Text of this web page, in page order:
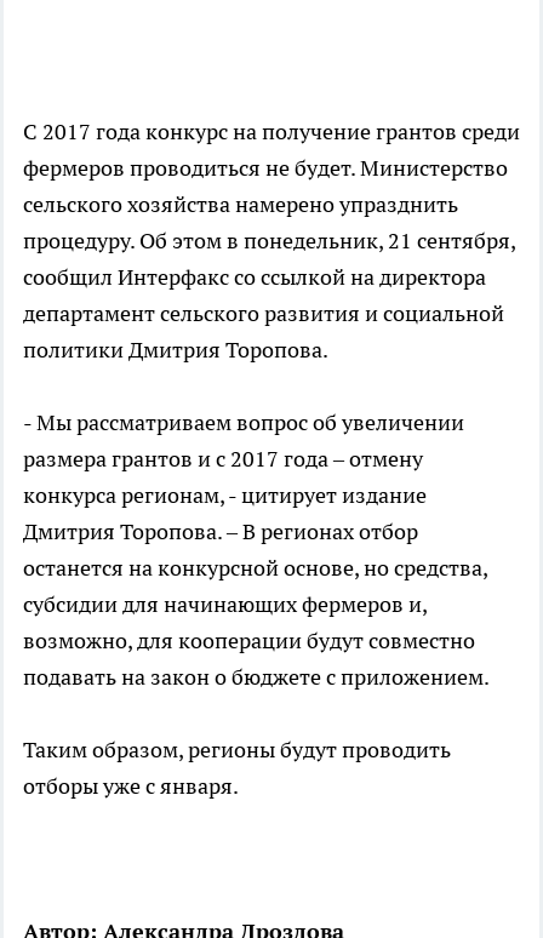
С 2017 года конкурс на получение грантов среди
фермеров проводиться не будет. Министерство
сельского хозяйства намерено упразднить
процедуру. Об этом в понедельник, 21 сентября,
сообщил Интерфакс со ссылкой на директора
департамент сельского развития и социальной
политики Дмитрия Торопова.
- Мы рассматриваем вопрос об увеличении
размера грантов и с 2017 года – отмену
конкурса регионам, - цитирует издание
Дмитрия Торопова. – В регионах отбор
останется на конкурсной основе, но средства,
субсидии для начинающих фермеров и,
возможно, для кооперации будут совместно
подавать на закон о бюджете с приложением.
Таким образом, регионы будут проводить
отборы уже с января.
Автор: Александра Дроздова